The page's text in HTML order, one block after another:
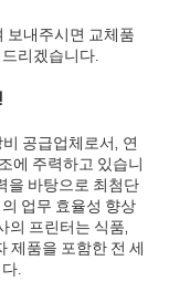
보내주시면 교체품
리겠습니다.
비 공급업체로서, 연
에 주력하고 있습니
을 바탕으로 최첨단
업무 효율성 향상
의 프린터는 식품,
제품을 포함한 전 세
.